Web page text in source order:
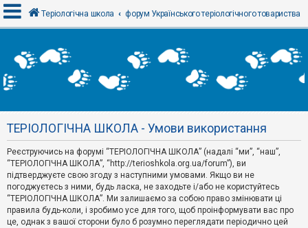
х
і
Р
є
с
т
р
а
ц
я
Теріологічна школа форум Українського теріологічного товариства
ТЕРІОЛОГІЧНА ШКОЛА - Умови використання
Реєструючись на форумі “ТЕРІОЛОГІЧНА ШКОЛА” (надалі “ми”, “наш”,
“ТЕРІОЛОГІЧНА ШКОЛА”, “http://terioshkola.org.ua/forum”), ви
підтверджуєте свою згоду з наступними умовами. Якщо ви не
погоджуєтесь з ними, будь ласка, не заходьте і/або не користуйтесь
“ТЕРІОЛОГІЧНА ШКОЛА”. Ми залишаємо за собою право змінювати ці
правила будь-коли, і зробимо усе для того, щоб проінформувати вас про
це, однак з вашої сторони було б розумно переглядати періодично цей